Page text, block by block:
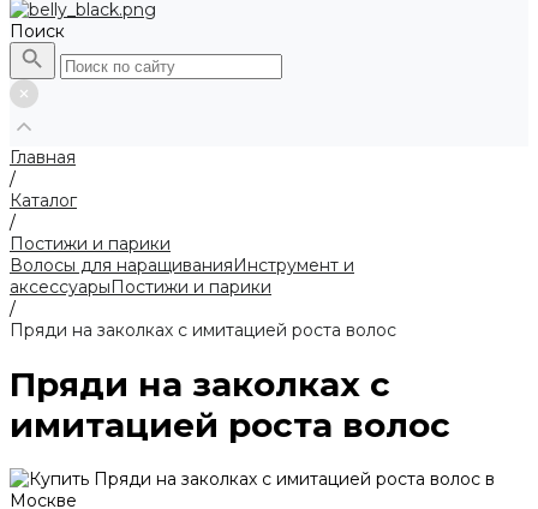
Поиск
Главная
/
Каталог
/
Постижи и парики
Волосы для наращиванияИнструмент и
аксессуарыПостижи и парики
/
Пряди на заколках с имитацией роста волос
Пряди на заколках с
имитацией роста волос